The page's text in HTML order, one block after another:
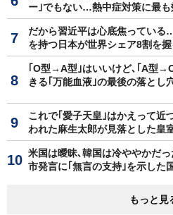
ー｣でもない…熱中症対策に最も
だから習近平は心底焦ってい
を持つ日本が世界シェア8割を
｢O型→A型｣はいいけど､｢A型
きる｢万能血液｣の最後の落とし
これで｢愛子天皇｣はかえって
われた麻生太郎が見落とした皇
米国は曖昧､韓国は冷ややかだ
市発言に｢無言の支持｣を示した
もっと見